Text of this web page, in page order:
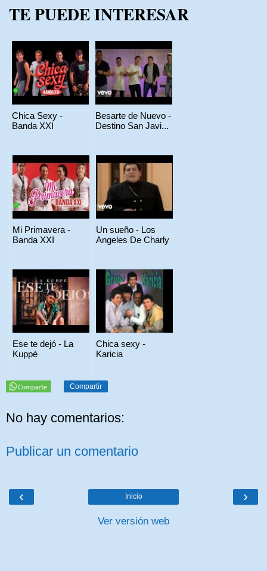
TE PUEDE INTERESAR
Chica Sexy -
Banda XXI
Besarte de Nuevo -
Destino San Javi...
Mi Primavera -
Banda XXI
Un sueño - Los
Angeles De Charly
Ese te dejó - La
Kuppé
Chica sexy -
Karicia
Compartir
No hay comentarios:
Publicar un comentario
‹ ›
Inicio
Ver versión web